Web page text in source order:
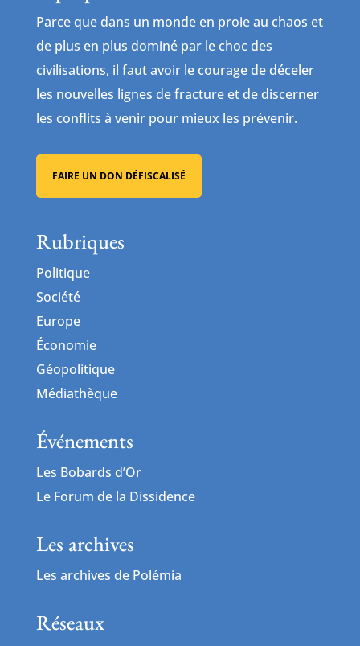
Parce que dans un monde en proie au chaos et
de plus en plus dominé par le choc des
civilisations, il faut avoir le courage de déceler
les nouvelles lignes de fracture et de discerner
les conflits à venir pour mieux les prévenir.
FAIRE UN DON DÉFISCALISÉ
Rubriques
Politique
Société
Europe
Économie
Géopolitique
Médiathèque
Événements
Les Bobards d’Or
Le Forum de la Dissidence
Les archives
Les archives de Polémia
Réseaux